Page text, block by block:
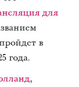
для
в
года.
,